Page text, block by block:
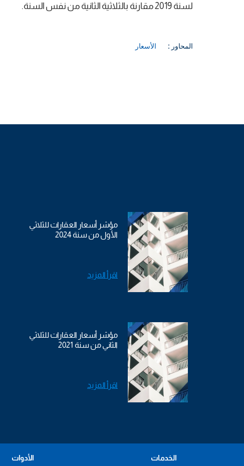
لسنة 2019 مقارنة بالثلاثية الثانية من نفس السنة.
المحاور : الأسعار
مؤشر أسعار العقارات للثلاثي
الأول من سنة 2024
اقرأ المزيد
مؤشر أسعار العقارات للثلاثي
الثاني من سنة 2021
اقرأ المزيد
الخدمات الأدوات